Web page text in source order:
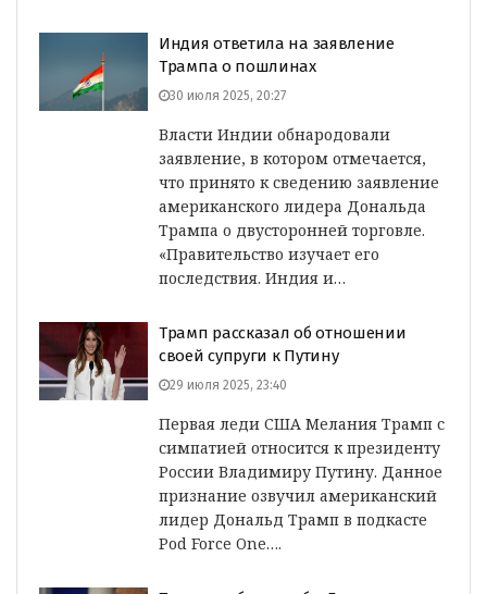
Индия ответила на заявление
Трампа о пошлинах
30 июля 2025, 20:27
Власти Индии обнародовали
заявление, в котором отмечается,
что принято к сведению заявление
американского лидера Дональда
Трампа о двусторонней торговле.
«Правительство изучает его
последствия. Индия и…
Трамп рассказал об отношении
своей супруги к Путину
29 июля 2025, 23:40
Первая леди США Мелания Трамп с
симпатией относится к президенту
России Владимиру Путину. Данное
признание озвучил американский
лидер Дональд Трамп в подкасте
Pod Force One….